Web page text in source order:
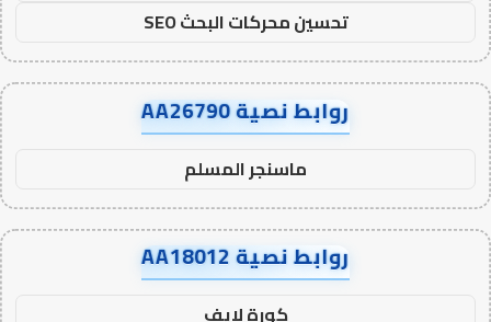
تحسين محركات البحث SEO
روابط نصية AA26790
ماسنجر المسلم
روابط نصية AA18012
كورة لايف